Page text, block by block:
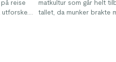
reise
utforske.
matkultur som går helt
tallet, da munker brakte